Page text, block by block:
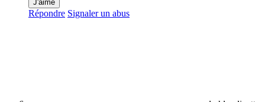
J'aime
Répondre Signaler un abus